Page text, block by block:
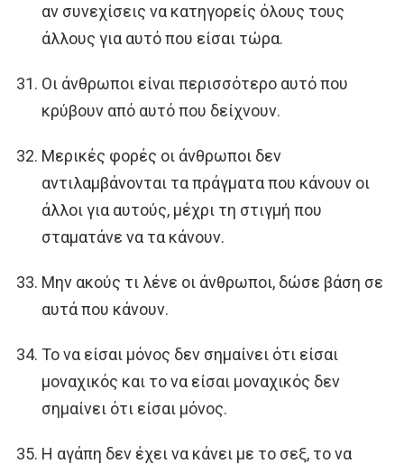
αν συνεχίσεις να κατηγορείς όλους τους
άλλους για αυτό που είσαι τώρα.
Οι άνθρωποι είναι περισσότερο αυτό που
κρύβουν από αυτό που δείχνουν.
Μερικές φορές οι άνθρωποι δεν
αντιλαμβάνονται τα πράγματα που κάνουν οι
άλλοι για αυτούς, μέχρι τη στιγμή που
σταματάνε να τα κάνουν.
Μην ακούς τι λένε οι άνθρωποι, δώσε βάση σε
αυτά που κάνουν.
Το να είσαι μόνος δεν σημαίνει ότι είσαι
μοναχικός και το να είσαι μοναχικός δεν
σημαίνει ότι είσαι μόνος.
Η αγάπη δεν έχει να κάνει με το σεξ, το να